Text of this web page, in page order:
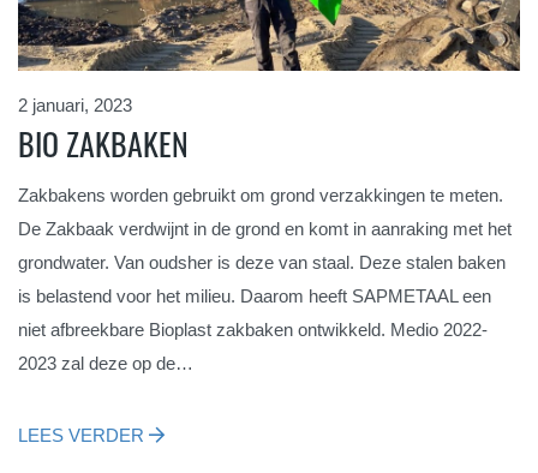
2 januari, 2023
BIO ZAKBAKEN
Zakbakens worden gebruikt om grond verzakkingen te meten.
De Zakbaak verdwijnt in de grond en komt in aanraking met het
grondwater. Van oudsher is deze van staal. Deze stalen baken
is belastend voor het milieu. Daarom heeft SAPMETAAL een
niet afbreekbare Bioplast zakbaken ontwikkeld. Medio 2022-
2023 zal deze op de…
LEES VERDER